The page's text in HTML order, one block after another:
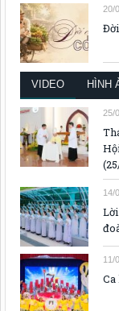
20/
VIDEO HÌNH
25/
14/
11/